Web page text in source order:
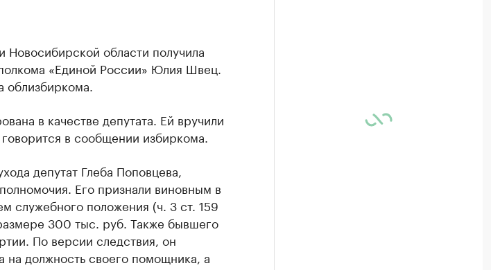
Новосибирской области получила
«Единой России» Юлия Швец.
в качестве депутата. Ей вручили
в сообщении избиркома.
депутат Глеба Поповцева,
Его признали виновным в
служебного положения (ч. 3 ст. 159
300 тыс. руб. Также бывшего
По версии следствия, он
на должность своего помощника, а